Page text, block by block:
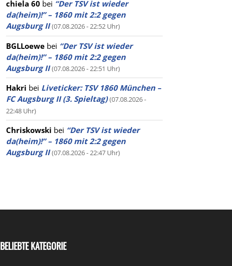
chiela 60 bei “Der TSV ist wieder
da(heim)!” – 1860 mit 2:2 gegen
Augsburg II (07.08.2026 - 22:52 Uhr)
BGLLoewe bei “Der TSV ist wieder
da(heim)!” – 1860 mit 2:2 gegen
Augsburg II (07.08.2026 - 22:51 Uhr)
Hakri bei Liveticker: TSV 1860 München –
FC Augsburg II (3. Spieltag) (07.08.2026 -
22:48 Uhr)
Chriskowski bei “Der TSV ist wieder
da(heim)!” – 1860 mit 2:2 gegen
Augsburg II (07.08.2026 - 22:47 Uhr)
BELIEBTE KATEGORIE